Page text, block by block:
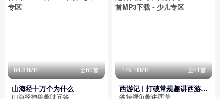
84.81MB 全60首
山海经十万个为什么
山海经神兽趣味问答
179.18MB 全21首
西游记 | 打破常规趣讲西游
【了就读书】
独特视角趣讲西游